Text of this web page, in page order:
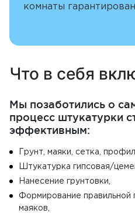
комнаты
Что в себя
Мы позаботились о
процесс штукатурки
эффективным:
Грунт, маяки, сетка,
Штукатурка гипсовая/
Нанесение грунтовки,
Формирование правильной
маяков,